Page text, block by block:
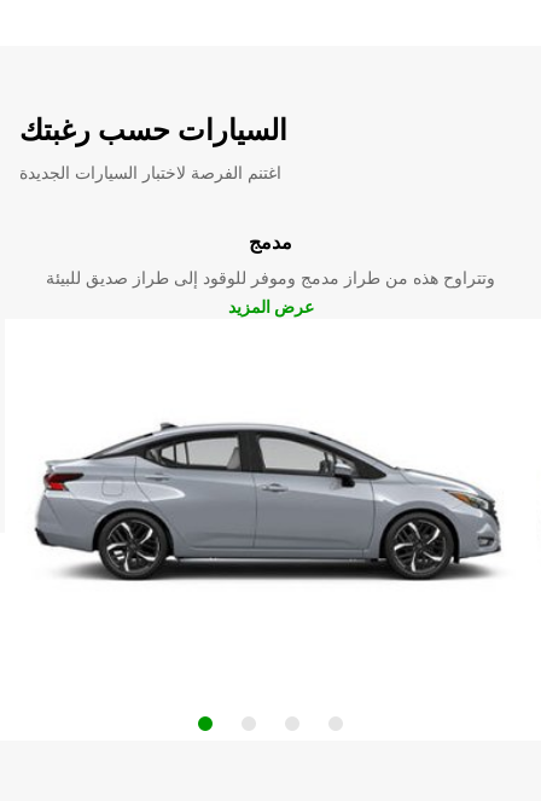
السيارات حسب رغبتك
اغتنم الفرصة لاختبار السيارات الجديدة
مدمج
وتتراوح هذه من طراز مدمج وموفر للوقود إلى طراز صديق للبيئة
عرض المزيد